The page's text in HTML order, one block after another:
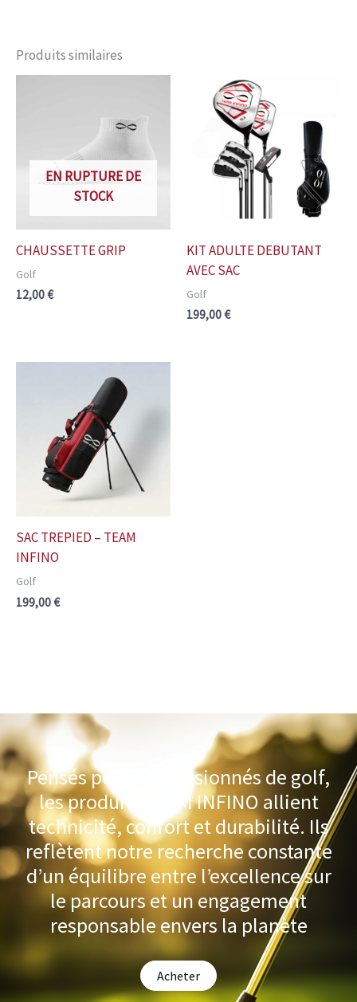
Produits similaires
EN RUPTURE DE
STOCK
CHAUSSETTE GRIP
Golf
12,00€
KIT ADULTE DEBUTANT
AVEC SAC
Golf
199,00€
SAC TREPIED – TEAM
INFINO
Golf
199,00€
Pensés pour les passionnés de golf,
les produits TEAM INFINO allient
technicité, confort et durabilité. Ils
reflètent notre recherche constante
d’un équilibre entre l’excellence sur
le parcours et un engagement
responsable envers la planète
Acheter